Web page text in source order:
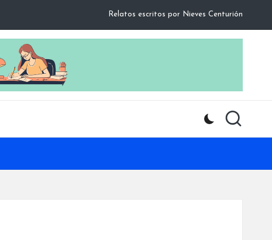
Relatos escritos por Nieves Centurión